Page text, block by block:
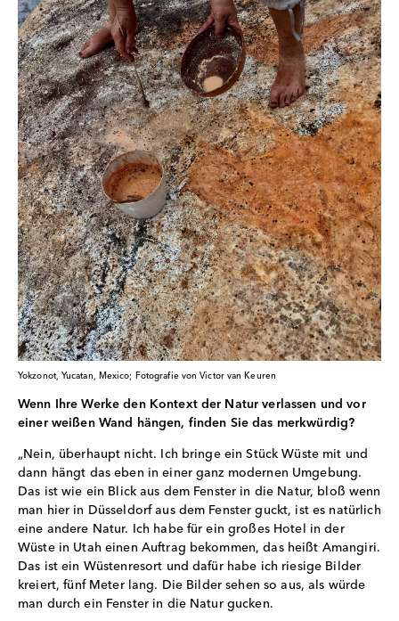
Yokzonot, Yucatan, Mexico; Fotografie von Victor van Keuren
Wenn Ihre Werke den Kontext der Natur verlassen und vor
einer weißen Wand hängen, finden Sie das merkwürdig?
„Nein, überhaupt nicht. Ich bringe ein Stück Wüste mit und
dann hängt das eben in einer ganz modernen Umgebung.
Das ist wie ein Blick aus dem Fenster in die Natur, bloß wenn
man hier in Düsseldorf aus dem Fenster guckt, ist es natürlich
eine andere Natur. Ich habe für ein großes Hotel in der
Wüste in Utah einen Auftrag bekommen, das heißt Amangiri.
Das ist ein Wüstenresort und dafür habe ich riesige Bilder
kreiert, fünf Meter lang. Die Bilder sehen so aus, als würde
man durch ein Fenster in die Natur gucken.